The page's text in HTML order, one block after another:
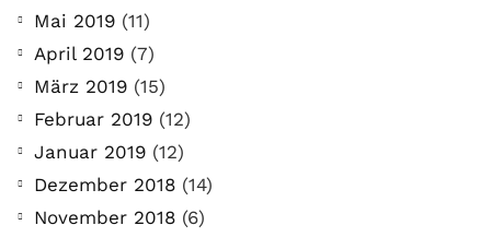
Mai 2019 (11)
April 2019 (7)
März 2019 (15)
Februar 2019 (12)
Januar 2019 (12)
Dezember 2018 (14)
November 2018 (6)